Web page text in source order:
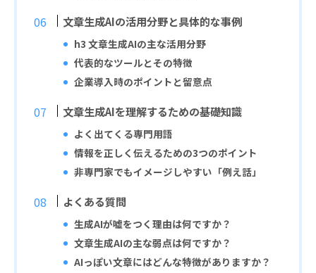
文章生成AIの活用分野と具体的な事例
h3 文章生成AIの主な活用分野
代表的なツールとその特徴
企業導入時のポイントと留意点
文章生成AIを理解するための基礎知識
よく出てくる専門用語
情報を正しく伝えるための3つのポイント
非専門家でもイメージしやすい「例え話」
よくある質問
生成AIが嘘をつく理由は何ですか？
文章生成AIの主な弱点は何ですか？
AIっぽい文章にはどんな特徴がありますか？